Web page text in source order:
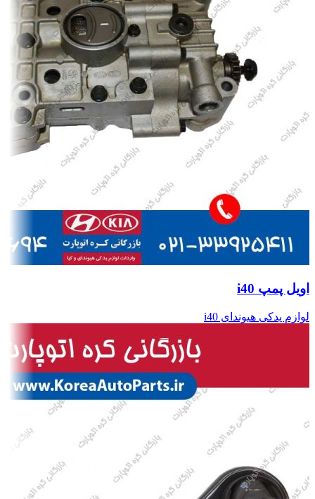
اویل پمپ i40
لوازم یدکی هیوندای i40